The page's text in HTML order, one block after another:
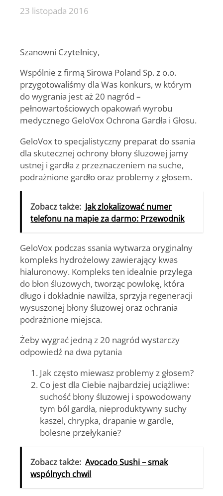
23 listopada 2016
Szanowni Czytelnicy,
Wspólnie z firmą Sirowa Poland Sp. z o.o.
przygotowaliśmy dla Was konkurs, w którym
do wygrania jest aż 20 nagród –
pełnowartościowych opakowań wyrobu
medycznego GeloVox Ochrona Gardła i Głosu.
GeloVox to specjalistyczny preparat do ssania
dla skutecznej ochrony błony śluzowej jamy
ustnej i gardła z przeznaczeniem na suche,
podrażnione gardło oraz problemy z głosem.
Zobacz także: Jak zlokalizować numer
telefonu na mapie za darmo: Przewodnik
GeloVox podczas ssania wytwarza oryginalny
kompleks hydrożelowy zawierający kwas
hialuronowy. Kompleks ten idealnie przylega
do błon śluzowych, tworząc powlokę, która
długo i dokładnie nawilża, sprzyja regeneracji
wysuszonej błony śluzowej oraz ochrania
podrażnione miejsca.
Żeby wygrać jedną z 20 nagród wystarczy
odpowiedź na dwa pytania
Jak często miewasz problemy z głosem?
Co jest dla Ciebie najbardziej uciążliwe:
suchość błony śluzowej i spowodowany
tym ból gardła, nieproduktywny suchy
kaszel, chrypka, drapanie w gardle,
bolesne przełykanie?
Zobacz także: Avocado Sushi – smak
wspólnych chwil